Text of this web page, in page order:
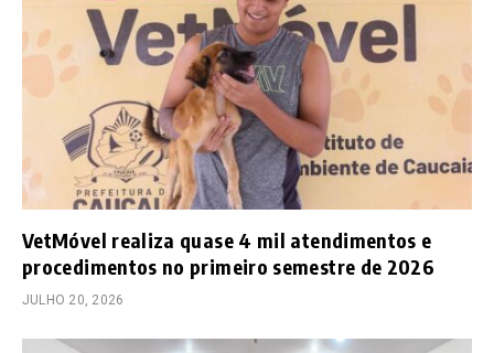
VetMóvel realiza quase 4 mil atendimentos e
procedimentos no primeiro semestre de 2026
JULHO 20, 2026